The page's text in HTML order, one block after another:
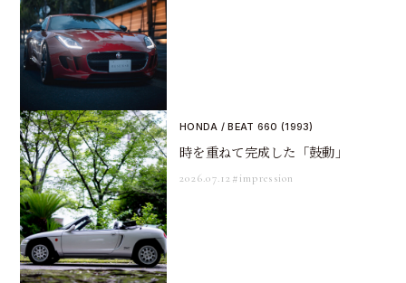
HONDA / BEAT 660 (1993)
時を重ねて完成した「鼓動」
2026.07.12#impression